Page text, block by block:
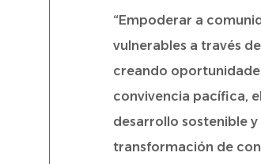
“Empoderar a
vulnerables a través
creando
convivencia pacífica, el
desarrollo sostenible y
transformación de